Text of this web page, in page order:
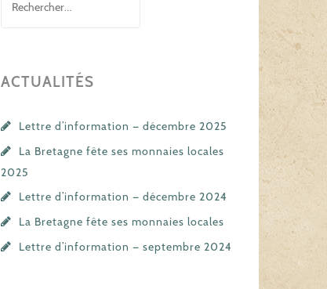
ACTUALITÉS
Lettre d’information — décembre 2025
La Bretagne fête ses monnaies locales
2025
Lettre d’information — décembre 2024
La Bretagne fête ses monnaies locales
Lettre d’information — septembre 2024